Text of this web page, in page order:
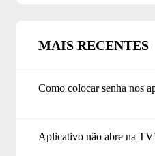
MAIS RECENTES
Como colocar senha nos
Aplicativo não abre na